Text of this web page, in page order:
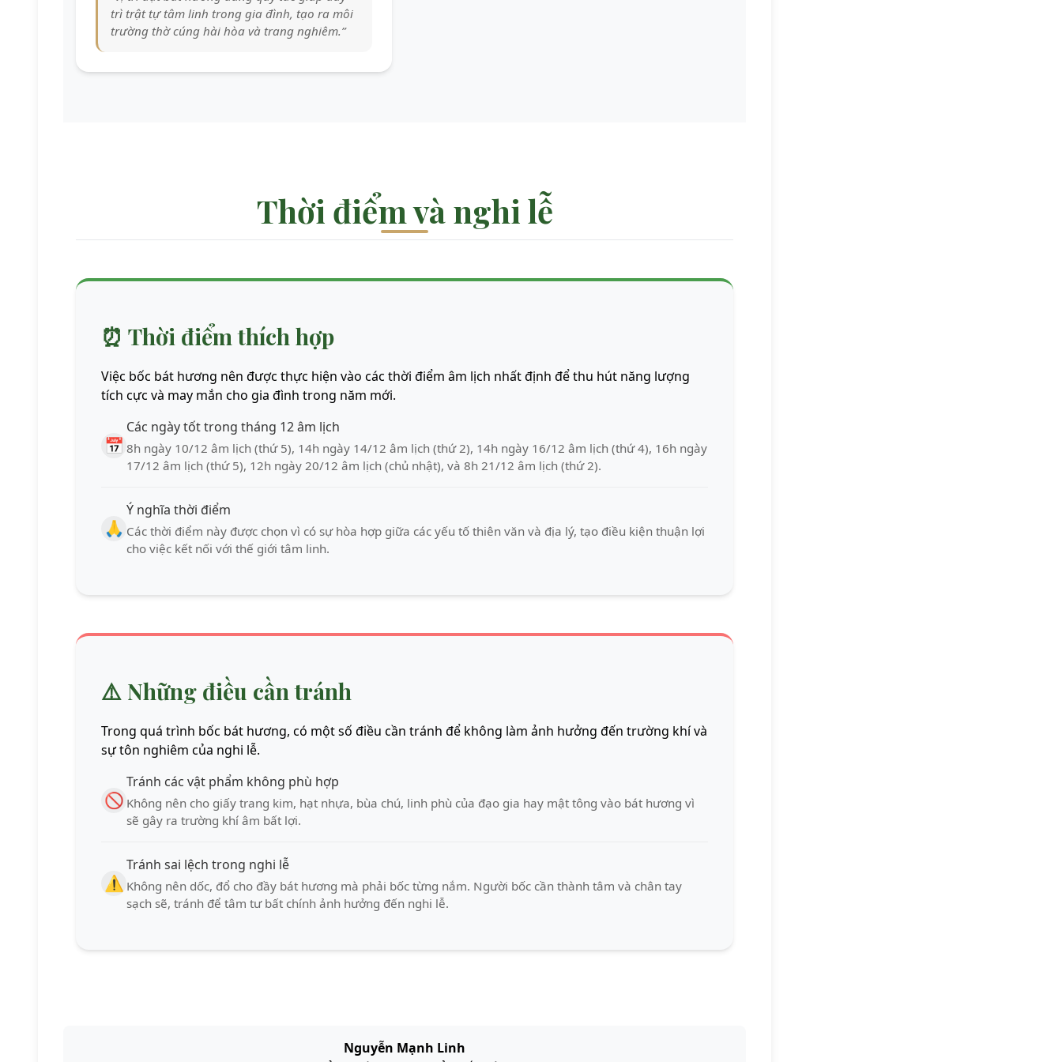
trì trật tự tâm linh trong gia đình, tạo ra môi
trường thờ cúng hài hòa và trang nghiêm.”
Thời điểm và nghi lễ
⏰ Thời điểm thích hợp
Việc bốc bát hương nên được thực hiện vào các thời điểm âm lịch nhất định để thu hút năng lượng
tích cực và may mắn cho gia đình trong năm mới.
📅
Các ngày tốt trong tháng 12 âm lịch
8h ngày 10/12 âm lịch (thứ 5), 14h ngày 14/12 âm lịch (thứ 2), 14h ngày 16/12 âm lịch (thứ 4), 16h ngày
17/12 âm lịch (thứ 5), 12h ngày 20/12 âm lịch (chủ nhật), và 8h 21/12 âm lịch (thứ 2).
🙏
Ý nghĩa thời điểm
Các thời điểm này được chọn vì có sự hòa hợp giữa các yếu tố thiên văn và địa lý, tạo điều kiện thuận lợi
cho việc kết nối với thế giới tâm linh.
⚠️ Những điều cần tránh
Trong quá trình bốc bát hương, có một số điều cần tránh để không làm ảnh hưởng đến trường khí và
sự tôn nghiêm của nghi lễ.
🚫
Tránh các vật phẩm không phù hợp
Không nên cho giấy trang kim, hạt nhựa, bùa chú, linh phù của đạo gia hay mật tông vào bát hương vì
sẽ gây ra trường khí âm bất lợi.
⚠️
Tránh sai lệch trong nghi lễ
Không nên dốc, đổ cho đầy bát hương mà phải bốc từng nắm. Người bốc cần thành tâm và chân tay
sạch sẽ, tránh để tâm tư bất chính ảnh hưởng đến nghi lễ.
Nguyễn Mạnh Linh